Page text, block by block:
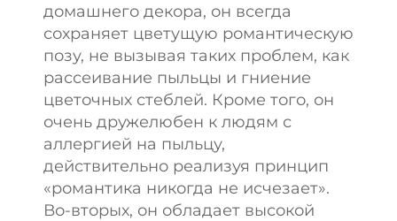
домашнего декора, он всегда
сохраняет цветущую романтическую
позу, не вызывая таких проблем, как
рассеивание пыльцы и гниение
цветочных стеблей. Кроме того, он
очень дружелюбен к людям с
аллергией на пыльцу,
действительно реализуя принцип
«романтика никогда не исчезает».
Во-вторых, он обладает высокой